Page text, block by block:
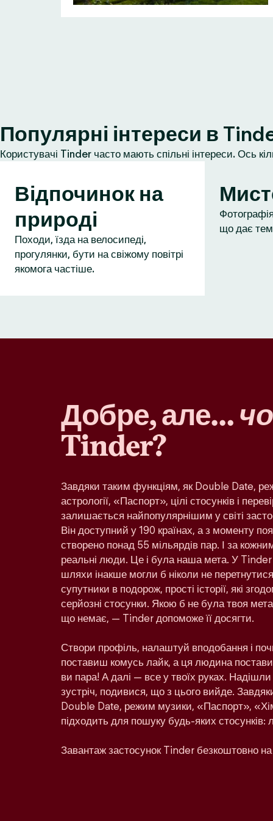
Популярні інтереси в
Користувачі Tinder часто мають спільні інтереси. Ось
Відпочинок на
природі
Походи, їзда на велосипеді,
прогулянки, бути на свіжому повітрі
якомога частіше.
що дає
Добре, але…
Tinder?
Завдяки таким функціям, як Double Date,
астрології, «Паспорт», цілі стосунків і
залишається найпопулярнішим у світі
Він доступний у 190 країнах, а з моменту
створено понад 55 мільярдів пар. І за
реальні люди. Це і була наша мета. У
шляхи інакше могли б ніколи не
супутники в подорож, прості історії, які
серйозні стосунки. Якою б не була твоя мета
що немає, — Tinder допоможе її досягти.
Створи профіль, налаштуй вподобання і
поставиш комусь лайк, а ця людина
ви пара! А далі — все у твоїх руках.
зустріч, подивися, що з цього вийде.
Double Date, режим музики, «Паспорт»,
підходить для пошуку будь-яких стосунків:
Завантаж застосунок Tinder безкоштовно